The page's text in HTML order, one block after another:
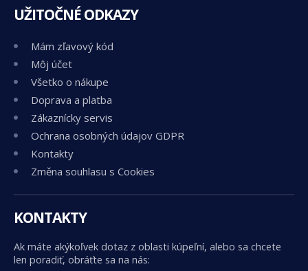
UŽITOČNÉ ODKAZY
Mám zľavový kód
Môj účet
Všetko o nákupe
Doprava a platba
Zákaznícky servis
Ochrana osobných údajov GDPR
Kontakty
Změna souhlasu s Cookies
KONTAKTY
Ak máte akýkoľvek dotaz z oblasti kúpeľní, alebo sa chcete
len poradiť, obráťte sa na nás: